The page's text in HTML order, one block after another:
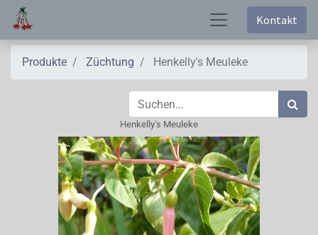
Kontakt
Produkte Züchtung Henkelly's Meuleke
Henkelly's Meuleke